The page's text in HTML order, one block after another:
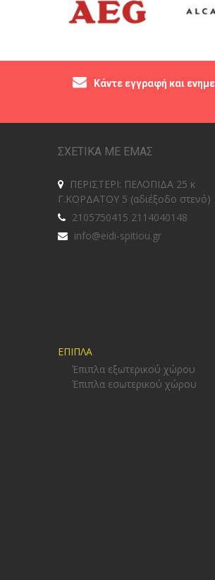
Κάντε εγγραφή και
ΣΧΕΤΙΚΑ ΜΕ ΕΜΑΣ
ΠΕΡΙΣΤΕΡΙ: ΠΕΛΟΠΙΔΑ 25 κ
Γ.ΚΟΡΔΑΤΟΥ 5 (αδιέξοδο στενό)
2105750415 2114040148
info@eidi-spitiou.gr
ΕΠΙΠΛΑ
Έπιπλα εξωτερικού χώρου
Έπιπλα εσωτερικού χώρου